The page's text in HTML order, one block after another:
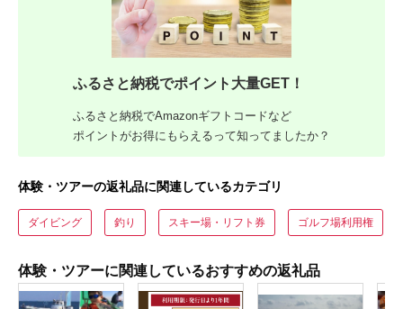
ふるさと納税でポイント大量GET！
ふるさと納税でAmazonギフトコードなど
ポイントがお得にもらえるって知ってましたか？
体験・ツアーの返礼品に関連しているカテゴリ
ダイビング 釣り スキー場・リフト券 ゴルフ場利用権
体験・ツアーに関連しているおすすめの返礼品